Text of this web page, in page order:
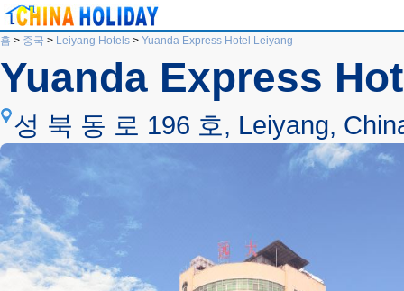
홈 > 중국 > Leiyang Hotels > Yuanda Express Hotel Leiyang
Yuanda Express
성 북 동 로 196 호, Leiyang,